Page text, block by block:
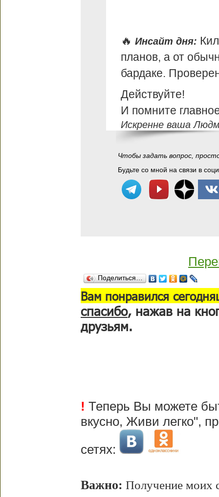
🔥 Инсайт дня:
планов, а от
бардаке.
Действуйте!
И помните
Искренне ваша
Чтобы задать вопрос,
Будьте со мной на связи в
Поделиться…
Вам понравился
спасибо, нажав на
друзьям.
! Теперь Вы можете
вкусно, Живи легко",
сетях:
Важно: Получение моих